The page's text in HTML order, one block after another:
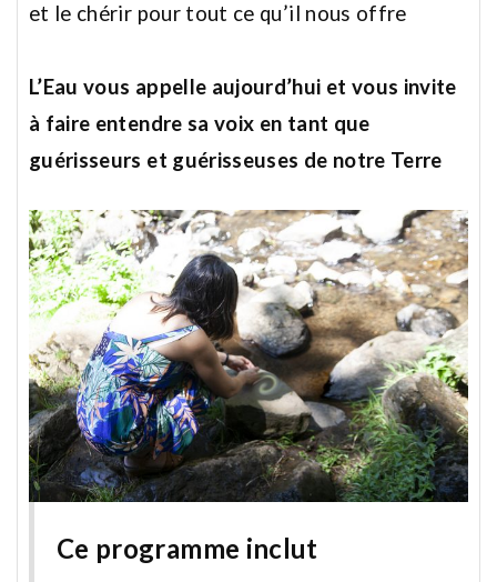
et le chérir pour tout ce qu’il nous offre
L’Eau vous appelle aujourd’hui et vous invite
à faire entendre sa voix en tant que
guérisseurs et guérisseuses de notre Terre
Ce programme inclut